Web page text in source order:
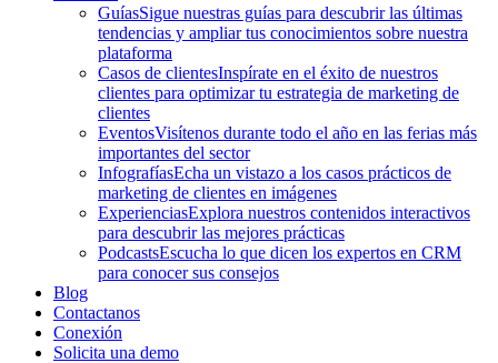
GuíasSigue nuestras guías para descubrir las últimas
tendencias y ampliar tus conocimientos sobre nuestra
plataforma
Casos de clientesInspírate en el éxito de nuestros
clientes para optimizar tu estrategia de marketing de
clientes
EventosVisítenos durante todo el año en las ferias más
importantes del sector
InfografíasEcha un vistazo a los casos prácticos de
marketing de clientes en imágenes
ExperienciasExplora nuestros contenidos interactivos
para descubrir las mejores prácticas
PodcastsEscucha lo que dicen los expertos en CRM
para conocer sus consejos
Blog
Contactanos
Conexión
Solicita una demo